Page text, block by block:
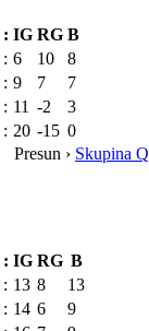
: IG RG B
: 6 10
8
: 9 7
7
: 11 -2
3
: 20 -15 0
Presun › Skupina Q
: IG RG B
: 13 8
13
: 14 6
9